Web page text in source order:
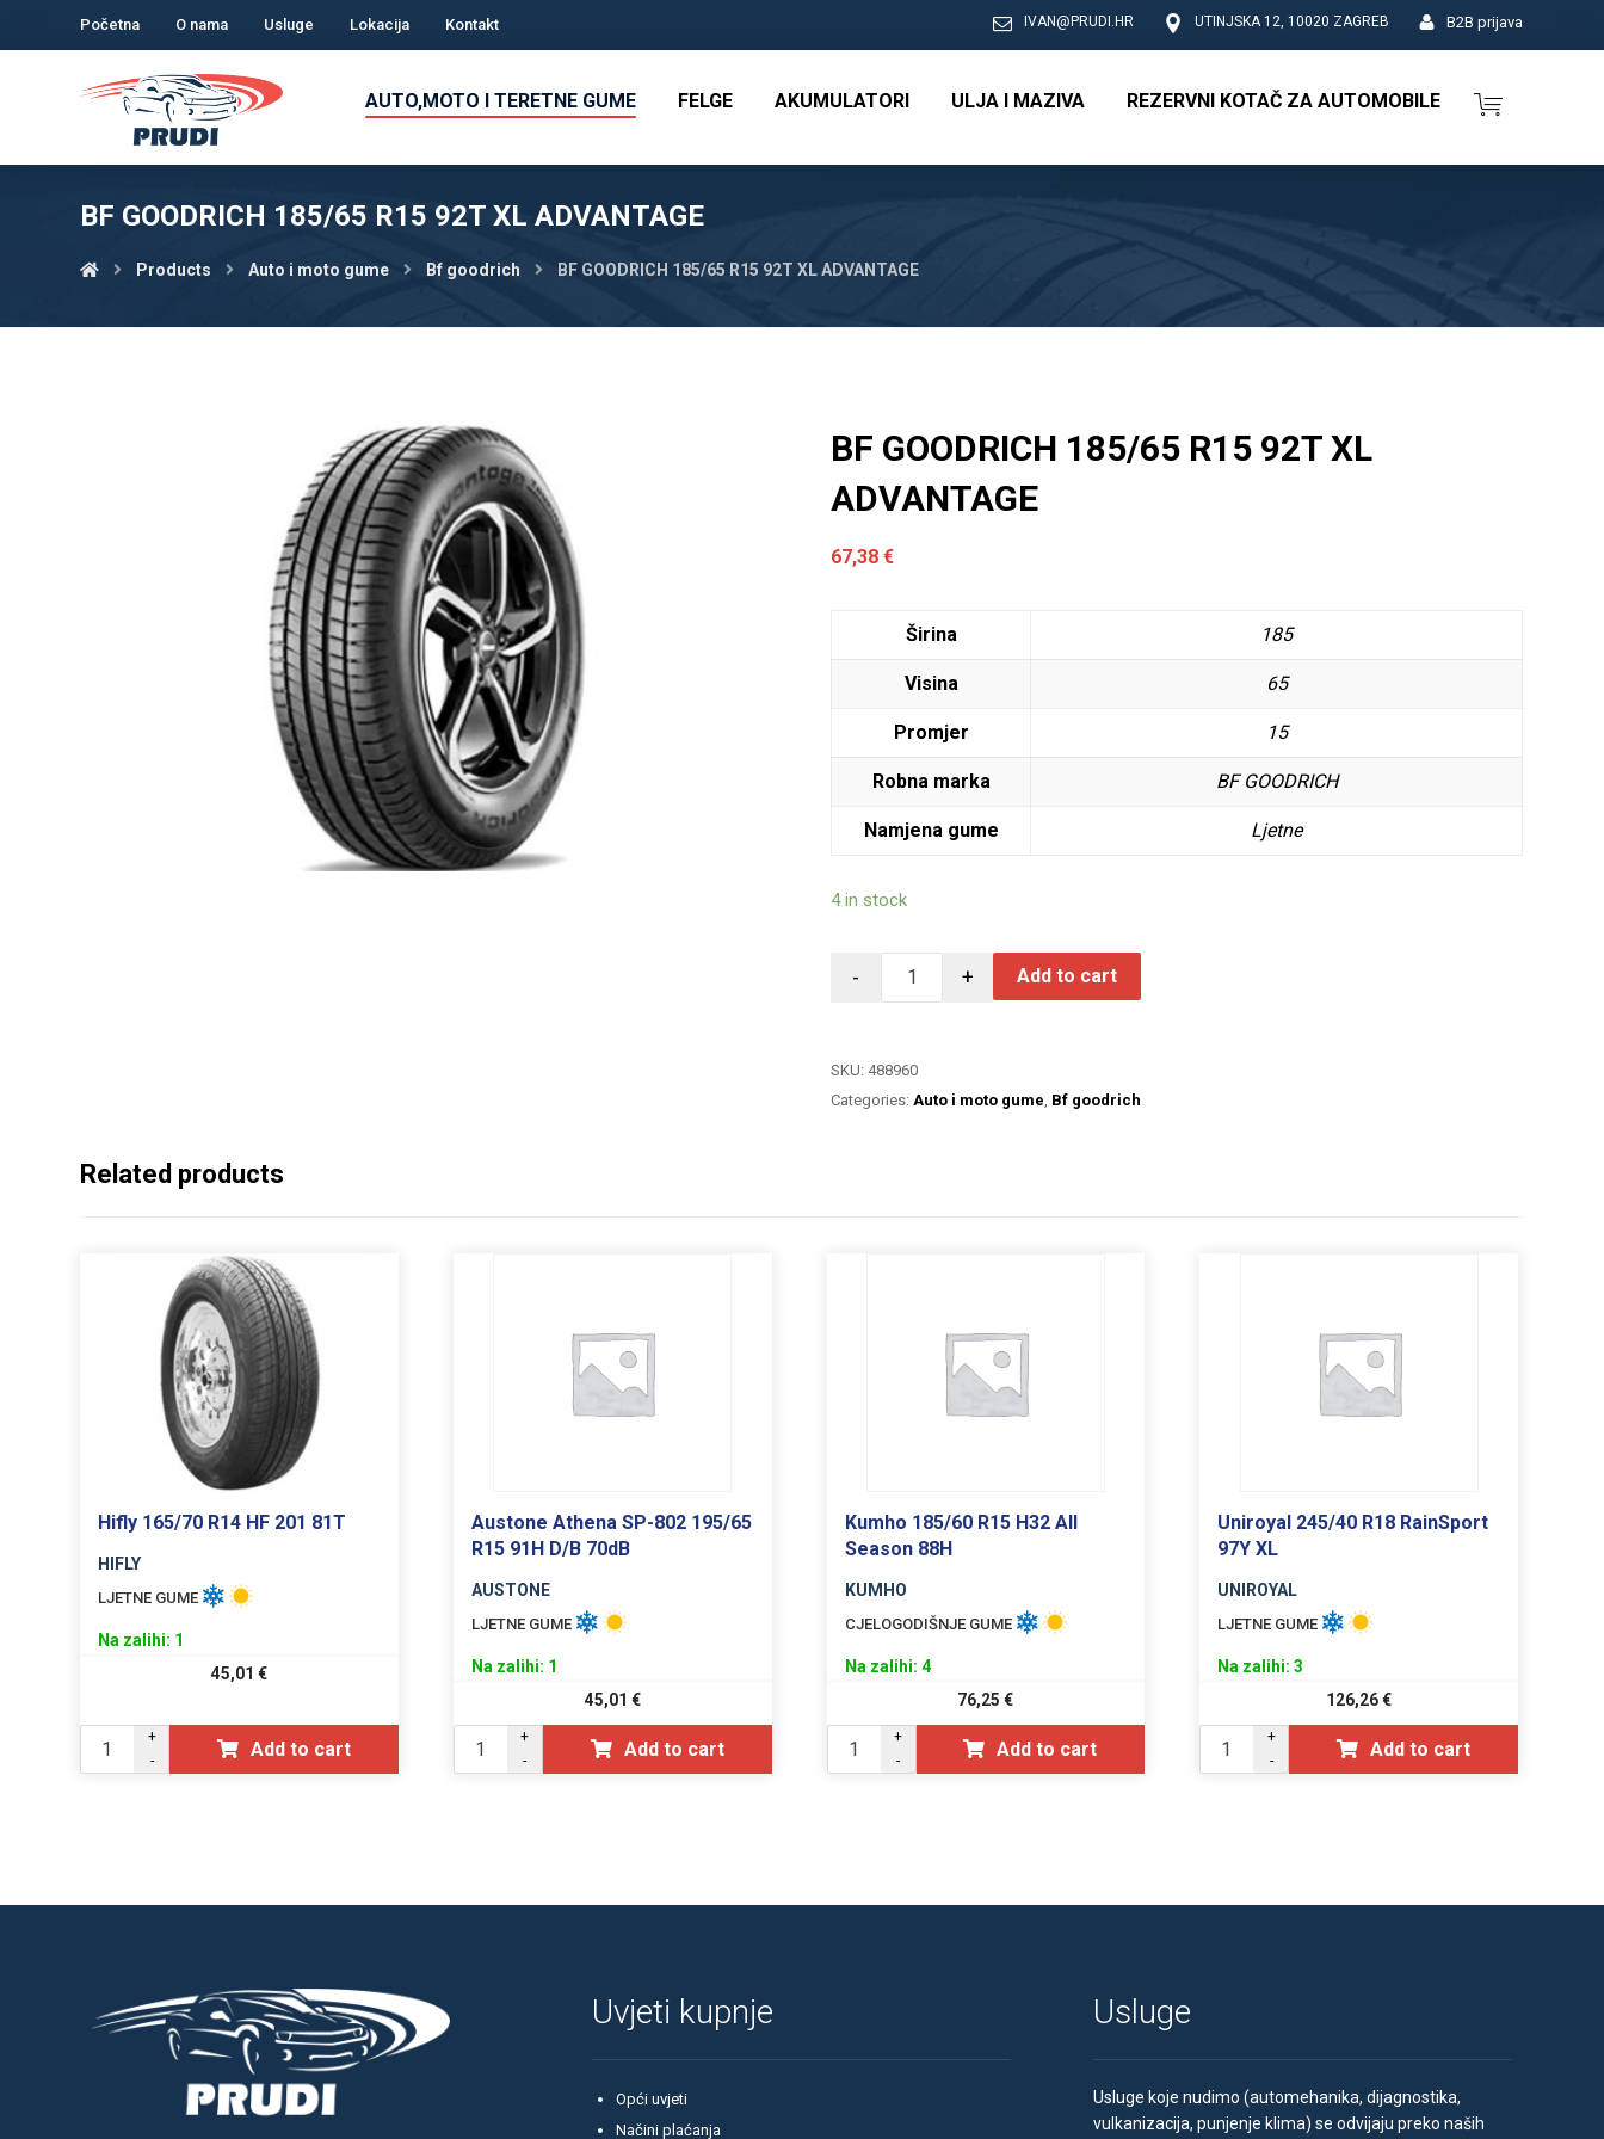
Početna O nama Usluge Lokacija Kontakt B2B prijava
UTINJSKA 12, 10020 ZAGREB
IVAN@PRUDI.HR
AUTO,MOTO I TERETNE GUME FELGE AKUMULATORI ULJA I MAZIVA REZERVNI KOTAČ ZA AUTOMOBILE
BF GOODRICH 185/65 R15 92T XL ADVANTAGE
Products Auto i moto gume Bf goodrich BF GOODRICH 185/65 R15 92T XL ADVANTAGE
BF GOODRICH 185/65 R15 92T XL
ADVANTAGE
67,38€
Širina 185
Visina 65
Promjer 15
Robna marka BF GOODRICH
Namjena gume Ljetne
4 in stock
- + Add to cart
SKU: 488960
Categories: Auto i moto gume Bf goodrich
Related products
Hifly 165/70 R14 HF 201 81T
HIFLY
LJETNE GUME
Na zalihi: 1
45,01€
+
-
Add to cart
Austone Athena SP-802 195/65
R15 91H D/B 70dB
AUSTONE
LJETNE GUME
Na zalihi: 1
45,01 €
+
-
Add to cart
Kumho 185/60 R15 H32 All
Season 88H
KUMHO
CJELOGODIŠNJE GUME
Na zalihi: 4
76,25€
+
-
Add to cart
Uniroyal 245/40 R18 RainSport
97Y XL
UNIROYAL
LJETNE GUME
Na zalihi: 3
126,26€
+
-
Add to cart
Uvjeti kupnje
Opći uvjeti
Načini plaćanja
Usluge
Usluge koje nudimo (automehanika, dijagnostika,
vulkanizacija, punjenje klima) se odvijaju preko naših